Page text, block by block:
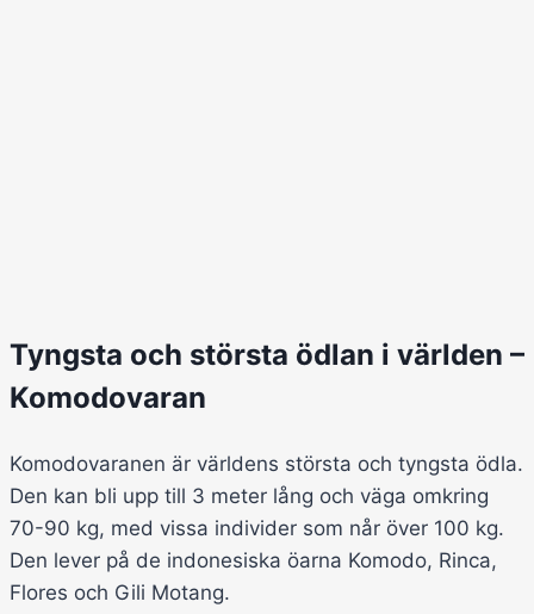
Tyngsta och största ödlan i världen –
Komodovaran
Komodovaranen är världens största och tyngsta ödla.
Den kan bli upp till 3 meter lång och väga omkring
70-90 kg, med vissa individer som når över 100 kg.
Den lever på de indonesiska öarna Komodo, Rinca,
Flores och Gili Motang.